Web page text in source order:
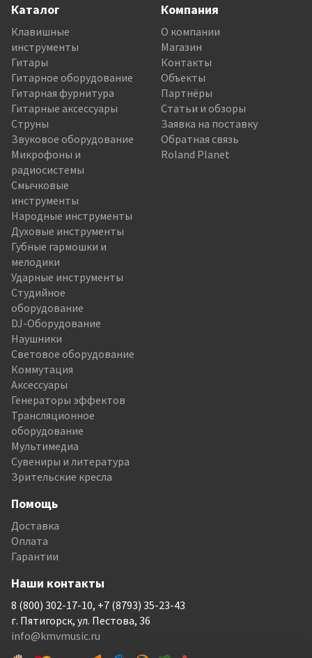
Каталог
Клавишные
инструменты
Гитары
Гитарное оборудование
Гитарная фурнитура
Гитарные аксессуары
Струны
Звуковое оборудование
Микрофоны и
радиосистемы
Смычковые
инструменты
Народные инструменты
Духовые инструменты
Губные гармошки и
мелодики
Ударные инструменты
Студийное
оборудование
DJ-Оборудование
Наушники
Световое оборудование
Коммутация
Аксессуары
Генераторы эффектов
Трансляционное
оборудование
Мультимедиа
Сувениры и литература
Зрительские кресла
Компания
О компании
Магазин
Контакты
Объекты
Партнёры
Статьи и обзоры
Заявка на поставку
Обратная связь
Roland Planet
Помощь
Доставка
Оплата
Гарантии
Наши контакты
8 (800) 302-17-10, +7 (8793) 35-23-43
г. Пятигорск, ул. Пестова, 36
info@kmvmusic.ru